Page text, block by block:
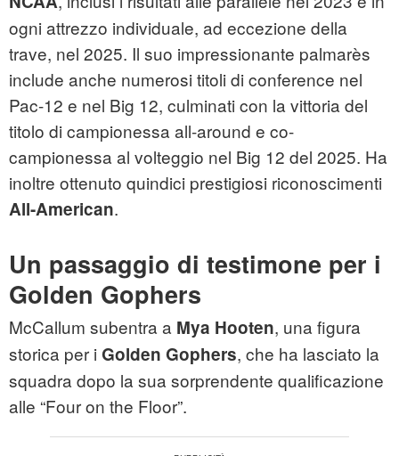
ogni attrezzo individuale, ad eccezione della
trave, nel 2025. Il suo impressionante palmarès
include anche numerosi titoli di conference nel
Pac-12 e nel Big 12, culminati con la vittoria del
titolo di campionessa all-around e co-
campionessa al volteggio nel Big 12 del 2025. Ha
inoltre ottenuto quindici prestigiosi riconoscimenti
All-American.
Un passaggio di testimone per i
Golden Gophers
McCallum subentra a Mya Hooten, una figura
storica per i Golden Gophers, che ha lasciato la
squadra dopo la sua sorprendente qualificazione
alle “Four on the Floor”.